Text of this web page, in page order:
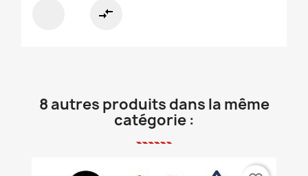
compare_arrows
8 autres produits dans la même
catégorie :